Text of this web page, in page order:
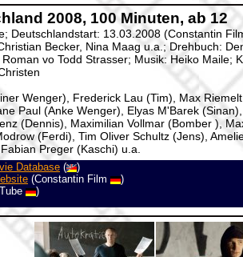
2008, 100 Minuten, ab 12
Deutschlandstart: 13.03.2008 (Constantin
Becker, Nina Maag u.a.; Drehbuch:
vo Todd Strasser; Musik: Heiko Maile;
Wenger), Frederick Lau (Tim), Max
Paul (Anke Wenger), Elyas M'Barek
(Dennis), Maximilian Vollmar (Bomber ),
(Ferdi), Tim Oliver Schultz (Jens),
Preger (Kaschi) u.a.
Database (
)
(Constantin Film
)
)